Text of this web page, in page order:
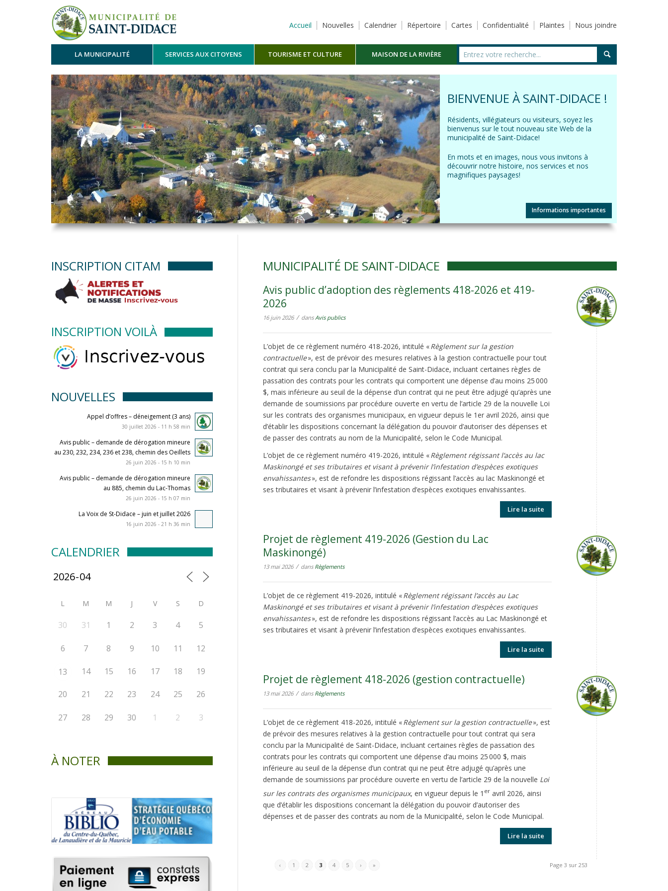
Accueil Nouvelles Calendrier Répertoire Cartes Confidentialité Plaintes Nous joindre
LA MUNICIPALITÉ SERVICES AUX CITOYENS TOURISME ET CULTURE MAISON DE LA RIVIÈRE
MASKINONGÉ
BIENVENUE À SAINT-DIDACE !
Résidents, villégiateurs ou visiteurs, soyez les
bienvenus sur le tout nouveau site Web de la
municipalité de Saint-Didace!
En mots et en images, nous vous invitons à
découvrir notre histoire, nos services et nos
magnifiques paysages!
Informations importantes
MUNICIPALITÉ DE SAINT-DIDACE
Avis public d’adoption des règlements 418-2026 et 419-
2026
16 juin 2026 / dansAvis publics
L’objet de ce règlement numéro 418-2026, intitulé «Règlement sur la gestion
contractuelle», est de prévoir des mesures relatives à la gestion contractuelle pour tout
contrat qui sera conclu par la Municipalité de Saint-Didace, incluant certaines règles de
passation des contrats pour les contrats qui comportent une dépense d’au moins 25 000
$, mais inférieure au seuil de la dépense d’un contrat qui ne peut être adjugé qu’après une
demande de soumissions par procédure ouverte en vertu de l’article 29 de la nouvelle Loi
sur les contrats des organismes municipaux, en vigueur depuis le 1er avril 2026, ainsi que
d’établir les dispositions concernant la délégation du pouvoir d’autoriser des dépenses et
de passer des contrats au nom de la Municipalité, selon le Code Municipal.
L’objet de ce règlement numéro 419-2026, intitulé «Règlement régissant l’accès au lac
Maskinongé et ses tributaires et visant à prévenir l’infestation d’espèces exotiques
envahissantes», est de refondre les dispositions régissant l’accès au lac Maskinongé et
ses tributaires et visant à prévenir l’infestation d’espèces exotiques envahissantes.
Lire la suite
Projet de règlement 419-2026 (Gestion du Lac
Maskinongé)
13 mai 2026 / dans Règlements
L’objet de ce règlement 419-2026, intitulé «Règlement régissant l’accès au Lac
Maskinongé et ses tributaires et visant à prévenir l’infestation d’espèces exotiques
envahissantes», est de refondre les dispositions régissant l’accès au Lac Maskinongé et
ses tributaires et visant à prévenir l’infestation d’espèces exotiques envahissantes.
Lire la suite
Projet de règlement 418-2026 (gestion contractuelle)
13 mai 2026 / dans Règlements
L’objet de ce règlement 418-2026, intitulé «Règlement sur la gestion contractuelle», est
de prévoir des mesures relatives à la gestion contractuelle pour tout contrat qui sera
conclu par la Municipalité de Saint-Didace, incluant certaines règles de passation des
contrats pour les contrats qui comportent une dépense d’au moins 25 000 $, mais
inférieure au seuil de la dépense d’un contrat qui ne peut être adjugé qu’après une
demande de soumissions par procédure ouverte en vertu de l’article 29 de la nouvelle Loi
sur les contrats des organismes municipaux, en vigueur depuis le 1 eravril 2026, ainsi
que d’établir les dispositions concernant la délégation du pouvoir d’autoriser des
dépenses et de passer des contrats au nom de la Municipalité, selon le Code Municipal.
Lire la suite
Page 3 sur 253
‹ 1 2 3 4 5 › »
INSCRIPTION CITAM
INSCRIPTION VOILÀ
NOUVELLES
Appel d’offres – déneigement (3 ans)
30 juillet 2026 - 11 h 58 min
Avis public – demande de dérogation mineure
au 230, 232, 234, 236 et 238, chemin des Oeillets
26 juin 2026 - 15 h 10 min
Avis public – demande de dérogation mineure
au 885, chemin du Lac-Thomas
26 juin 2026 - 15 h 07 min
La Voix de St-Didace – juin et juillet 2026
16 juin 2026 - 21 h 36 min
CALENDRIER
L M M J V S D
30 31 1 2 3 4 5
6 7 8 9 10 11 12
13 14 15 16 17 18 19
20 21 22 23 24 25 26
27 28 29 30 1 2 3
À NOTER